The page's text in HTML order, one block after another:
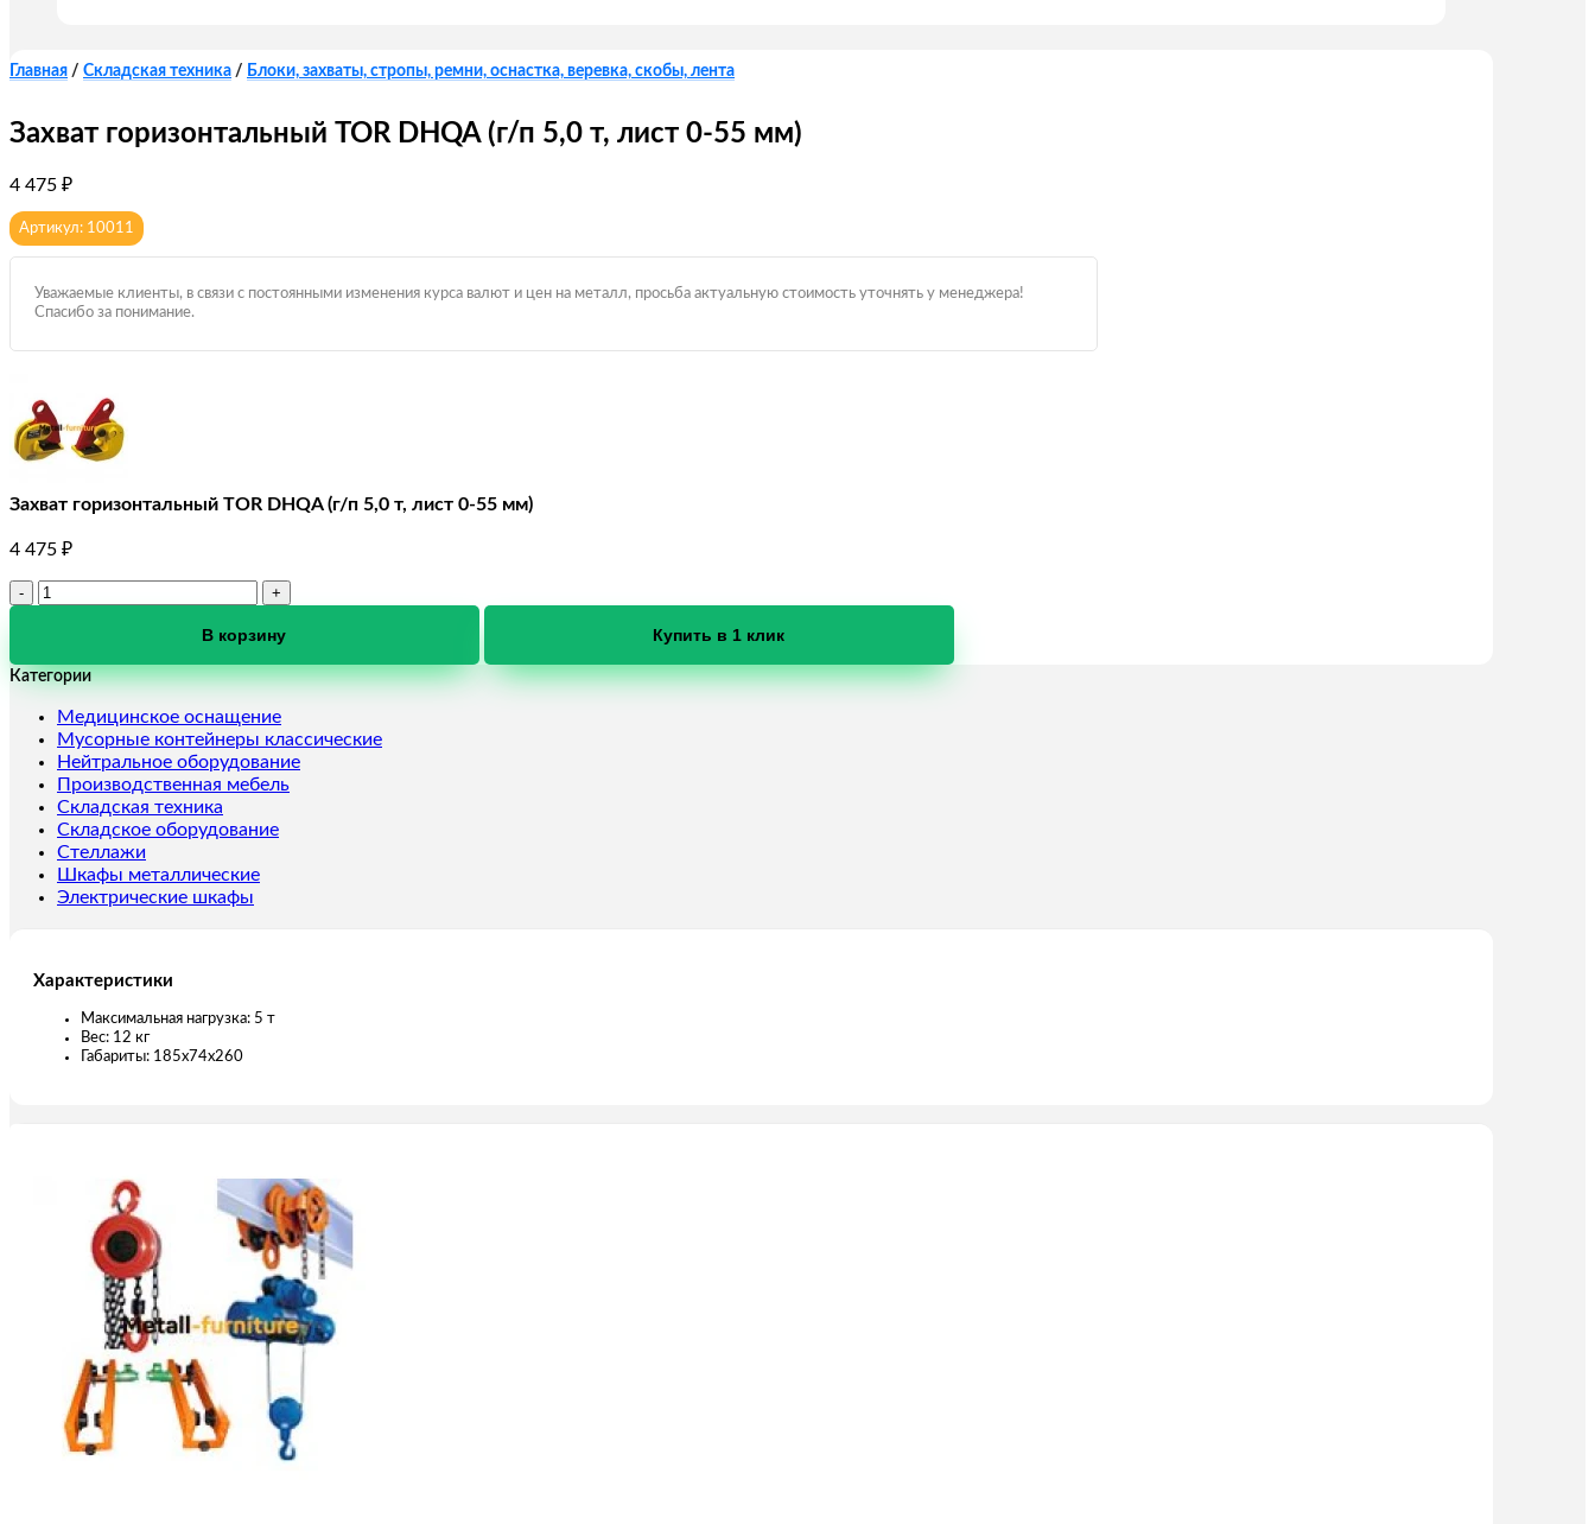
Главная / Складская техника / Блоки, захваты, стропы, ремни, оснастка, веревка, скобы, лента
Захват горизонтальный TOR DHQA (г/п 5,0 т, лист 0-55 мм)
4 475 ₽
Артикул: 10011
Уважаемые клиенты, в связи с постоянными изменения курса валют и цен на металл, просьба актуальную стоимость уточнять у менеджера!
Спасибо за понимание.
Захват горизонтальный TOR DHQA (г/п 5,0 т, лист 0-55 мм)
4 475 ₽
Количество
TOR
(г/
п
5,0
т,
лист
0-
55
мм)
В корзину Купить в 1 клик
Категории
Медицинское оснащение
Мусорные контейнеры классические
Нейтральное оборудование
Производственная мебель
Складская техника
Складское оборудование
Стеллажи
Шкафы металлические
Электрические шкафы
Характеристики
Максимальная нагрузка: 5 т
Вес: 12 кг
Габариты: 185х74х260